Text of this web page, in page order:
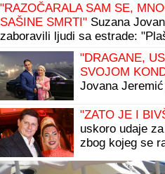
"RAZOČARALA SAM SE,
SAŠINE SMRTI" Suzana
zaboravili ljudi sa estrade:
"DRAGANE,
SVOJOM
Jovana
VAŽNO: "U
"ZATO JE I
uskoro udaje
zbog kojeg se